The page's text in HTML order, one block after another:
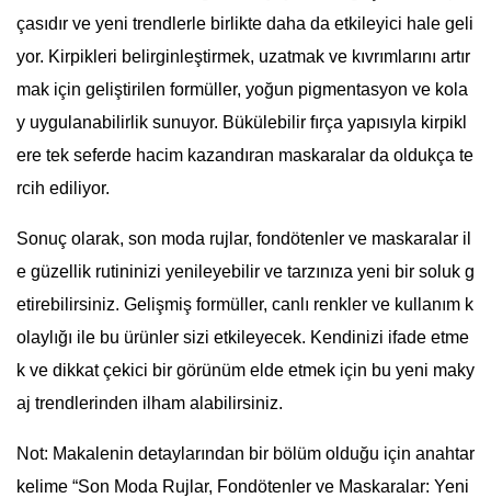
çasıdır ve yeni trendlerle birlikte daha da etkileyici hale geli
yor. Kirpikleri belirginleştirmek, uzatmak ve kıvrımlarını artır
mak için geliştirilen formüller, yoğun pigmentasyon ve kola
y uygulanabilirlik sunuyor. Bükülebilir fırça yapısıyla kirpikl
ere tek seferde hacim kazandıran maskaralar da oldukça te
rcih ediliyor.
Sonuç olarak, son moda rujlar, fondötenler ve maskaralar il
e güzellik rutininizi yenileyebilir ve tarzınıza yeni bir soluk g
etirebilirsiniz. Gelişmiş formüller, canlı renkler ve kullanım k
olaylığı ile bu ürünler sizi etkileyecek. Kendinizi ifade etme
k ve dikkat çekici bir görünüm elde etmek için bu yeni maky
aj trendlerinden ilham alabilirsiniz.
Not: Makalenin detaylarından bir bölüm olduğu için anahtar
kelime “Son Moda Rujlar, Fondötenler ve Maskaralar: Yeni